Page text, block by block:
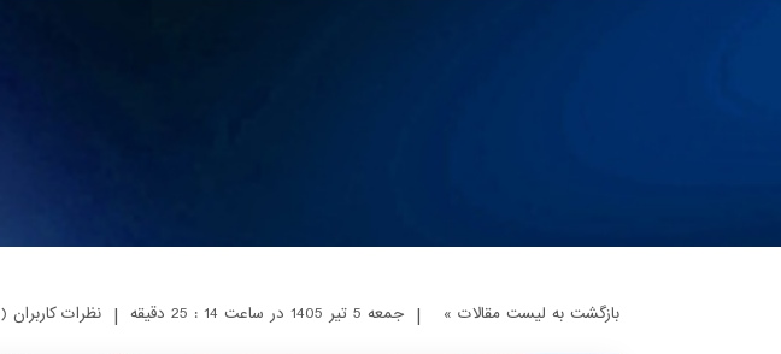
بازگشت به لیست مقالات » | جمعه 5 تير 1405 در ساعت 14 : 25 دقیقه | نظرات کاربران ( 0 )